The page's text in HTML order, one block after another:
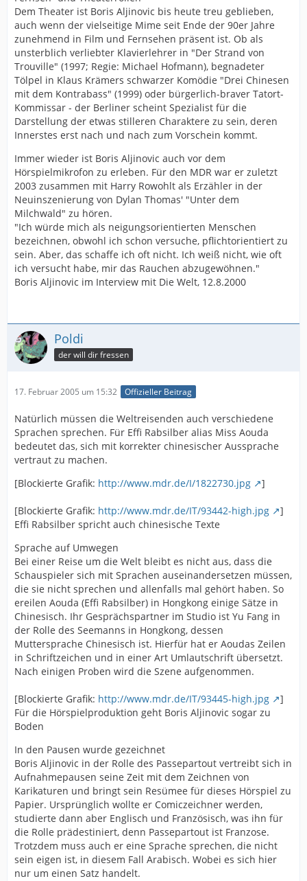
Dem Theater ist Boris Aljinovic bis heute treu geblieben,
auch wenn der vielseitige Mime seit Ende der 90er Jahre
zunehmend in Film und Fernsehen präsent ist. Ob als
unsterblich verliebter Klavierlehrer in "Der Strand von
Trouville" (1997; Regie: Michael Hofmann), begnadeter
Tölpel in Klaus Krämers schwarzer Komödie "Drei Chinesen
mit dem Kontrabass" (1999) oder bürgerlich-braver Tatort-
Kommissar - der Berliner scheint Spezialist für die
Darstellung der etwas stilleren Charaktere zu sein, deren
Innerstes erst nach und nach zum Vorschein kommt.
Immer wieder ist Boris Aljinovic auch vor dem
Hörspielmikrofon zu erleben. Für den MDR war er zuletzt
2003 zusammen mit Harry Rowohlt als Erzähler in der
Neuinszenierung von Dylan Thomas' "Unter dem
Milchwald" zu hören.
"Ich würde mich als neigungsorientierten Menschen
bezeichnen, obwohl ich schon versuche, pflichtorientiert zu
sein. Aber, das schaffe ich oft nicht. Ich weiß nicht, wie oft
ich versucht habe, mir das Rauchen abzugewöhnen."
Boris Aljinovic im Interview mit Die Welt, 12.8.2000
Poldi
der will dir fressen
17. Februar 2005 um 15:32 Offizieller Beitrag
Natürlich müssen die Weltreisenden auch verschiedene
Sprachen sprechen. Für Effi Rabsilber alias Miss Aouda
bedeutet das, sich mit korrekter chinesischer Aussprache
vertraut zu machen.
[Blockierte Grafik: http://www.mdr.de/I/1822730.jpg ]
[Blockierte Grafik: http://www.mdr.de/IT/93442-high.jpg
]
Effi Rabsilber spricht auch chinesische Texte
Sprache auf Umwegen
Bei einer Reise um die Welt bleibt es nicht aus, dass die
Schauspieler sich mit Sprachen auseinandersetzen müssen,
die sie nicht sprechen und allenfalls mal gehört haben. So
ereilen Aouda (Effi Rabsilber) in Hongkong einige Sätze in
Chinesisch. Ihr Gesprächspartner im Studio ist Yu Fang in
der Rolle des Seemanns in Hongkong, dessen
Muttersprache Chinesisch ist. Hierfür hat er Aoudas Zeilen
in Schriftzeichen und in einer Art Umlautschrift übersetzt.
Nach einigen Proben wird die Szene aufgenommen.
[Blockierte Grafik: http://www.mdr.de/IT/93445-high.jpg
]
Für die Hörspielproduktion geht Boris Aljinovic sogar zu
Boden
In den Pausen wurde gezeichnet
Boris Aljinovic in der Rolle des Passepartout vertreibt sich in
Aufnahmepausen seine Zeit mit dem Zeichnen von
Karikaturen und bringt sein Resümee für dieses Hörspiel zu
Papier. Ursprünglich wollte er Comiczeichner werden,
studierte dann aber Englisch und Französisch, was ihn für
die Rolle prädestiniert, denn Passepartout ist Franzose.
Trotzdem muss auch er eine Sprache sprechen, die nicht
sein eigen ist, in diesem Fall Arabisch. Wobei es sich hier
nur um einen Satz handelt.